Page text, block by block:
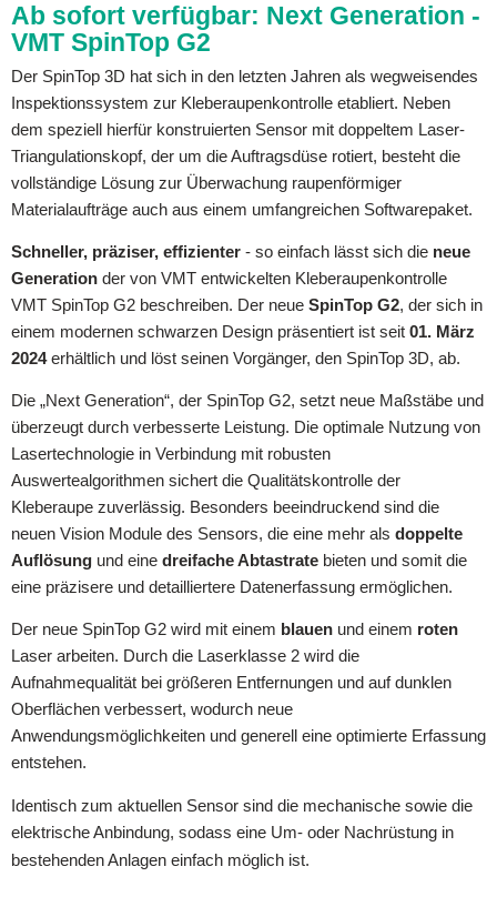
Ab sofort verfügbar: Next Generation -
VMT SpinTop G2
Der SpinTop 3D hat sich in den letzten Jahren als wegweisendes
Inspektionssystem zur Kleberaupenkontrolle etabliert. Neben
dem speziell hierfür konstruierten Sensor mit doppeltem Laser-
Triangulationskopf, der um die Auftragsdüse rotiert, besteht die
vollständige Lösung zur Überwachung raupenförmiger
Materialaufträge auch aus einem umfangreichen Softwarepaket.
Schneller, präziser, effizienter - so einfach lässt sich die neue
Generation der von VMT entwickelten Kleberaupenkontrolle
VMT SpinTop G2 beschreiben. Der neue SpinTop G2, der sich in
einem modernen schwarzen Design präsentiert ist seit 01. März
2024erhältlich und löst seinen Vorgänger, den SpinTop 3D, ab.
Die „Next Generation“, der SpinTop G2, setzt neue Maßstäbe und
überzeugt durch verbesserte Leistung. Die optimale Nutzung von
Lasertechnologie in Verbindung mit robusten
Auswertealgorithmen sichert die Qualitätskontrolle der
Kleberaupe zuverlässig. Besonders beeindruckend sind die
neuen Vision Module des Sensors, die eine mehr als doppelte
Auflösung und eine dreifache Abtastrate bieten und somit die
eine präzisere und detailliertere Datenerfassung ermöglichen.
Der neue SpinTop G2 wird mit einem blauen und einem roten
Laser arbeiten. Durch die Laserklasse 2 wird die
Aufnahmequalität bei größeren Entfernungen und auf dunklen
Oberflächen verbessert, wodurch neue
Anwendungsmöglichkeiten und generell eine optimierte Erfassung
entstehen.
Identisch zum aktuellen Sensor sind die mechanische sowie die
elektrische Anbindung, sodass eine Um- oder Nachrüstung in
bestehenden Anlagen einfach möglich ist.